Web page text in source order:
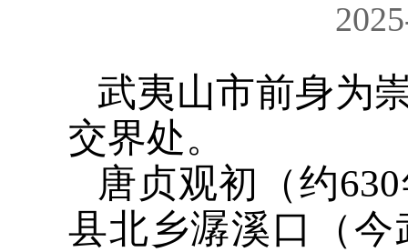
武夷山市前身为
交界处。
唐贞观初（约
县北乡潺溪口（